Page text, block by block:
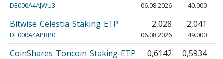
DE000A4AJWU3 06.08.2026 40.000
Bitwise Celestia Staking ETP
DE000A4APRP0
2,028
06.08.2026
2,041
49.000
CoinShares Toncoin Staking ETP 0,6142 0,5934